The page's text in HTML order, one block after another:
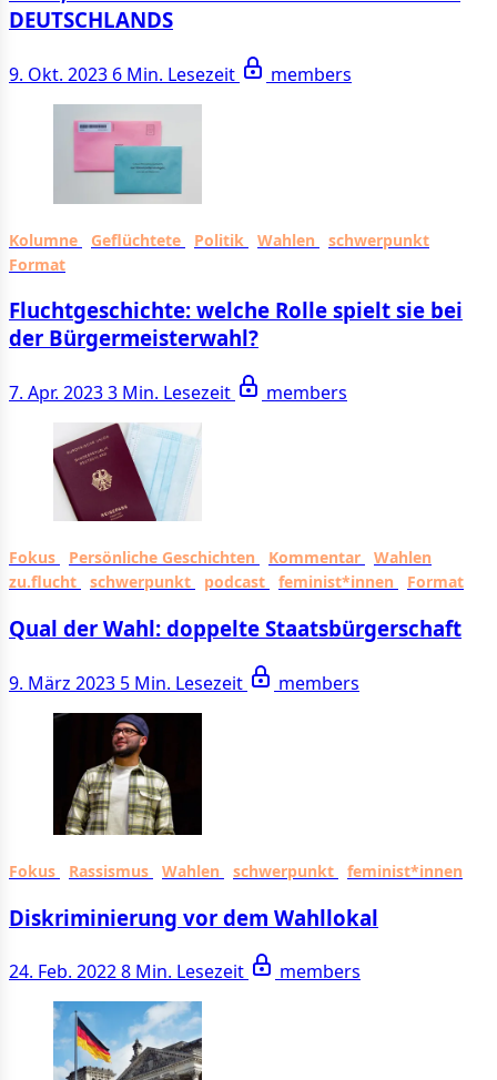
DEUTSCH­LANDS
9. Okt. 2023 6 Min. Lesezeit members
Kolumne Geflüchtete Politik Wahlen
schwerpunkt
Format
Fluchtgeschichte: welche Rolle spielt sie bei
der Bürgermeisterwahl?
7. Apr. 20233 Min. Lesezeit members
Fokus Persönliche Geschichten Kommentar
Wahlen
zu.flucht
schwerpunkt podcast feminist*innen Format
Qual der Wahl: doppelte Staatsbürgerschaft
9. März 2023 5 Min. Lesezeit members
Fokus Rassismus Wahlen schwerpunkt feminist*innen
Diskriminierung vor dem Wahllokal
24. Feb. 20228 Min. Lesezeit members